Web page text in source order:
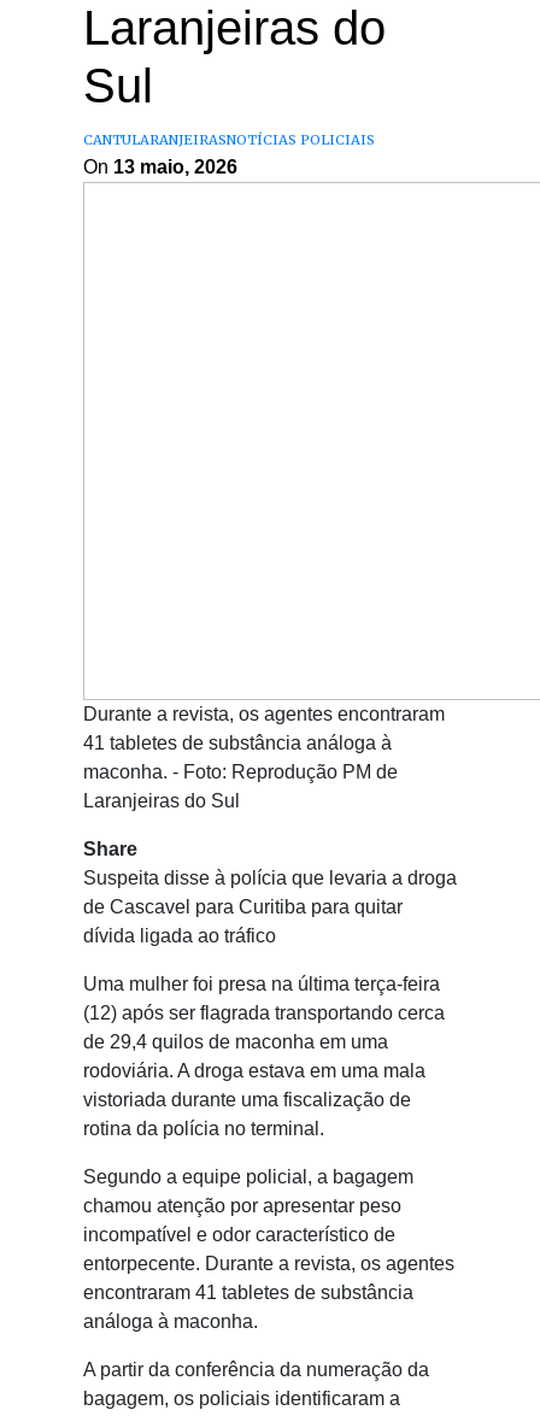
Laranjeiras do
Sul
CANTULARANJEIRASNOTÍCIAS POLICIAIS
On 13 maio, 2026
Durante a revista, os agentes encontraram
41 tabletes de substância análoga à
maconha. - Foto: Reprodução PM de
Laranjeiras do Sul
Share
Suspeita disse à polícia que levaria a droga
de Cascavel para Curitiba para quitar
dívida ligada ao tráfico
Uma mulher foi presa na última terça-feira
(12) após ser flagrada transportando cerca
de 29,4 quilos de maconha em uma
rodoviária. A droga estava em uma mala
vistoriada durante uma fiscalização de
rotina da polícia no terminal.
Segundo a equipe policial, a bagagem
chamou atenção por apresentar peso
incompatível e odor característico de
entorpecente. Durante a revista, os agentes
encontraram 41 tabletes de substância
análoga à maconha.
A partir da conferência da numeração da
bagagem, os policiais identificaram a